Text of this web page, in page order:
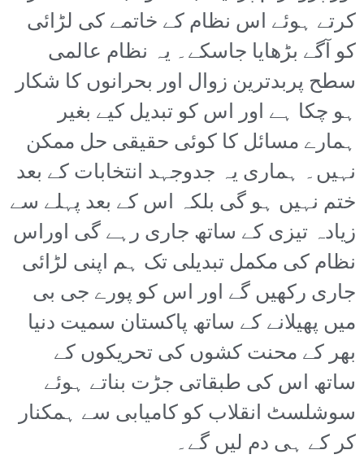
کرتے ہوئے اس نظام کے خاتمے کی لڑائی
کو آگے بڑھایا جاسکے۔ یہ نظام عالمی
سطح پربدترین زوال اور بحرانوں کا شکار
ہو چکا ہے اور اس کو تبدیل کیے بغیر
ہمارے مسائل کا کوئی حقیقی حل ممکن
نہیں۔ ہماری یہ جدوجہد انتخابات کے بعد
ختم نہیں ہو گی بلکہ اس کے بعد پہلے سے
زیادہ تیزی کے ساتھ جاری رہے گی اوراس
نظام کی مکمل تبدیلی تک ہم اپنی لڑائی
جاری رکھیں گے اور اس کو پورے جی بی
میں پھیلانے کے ساتھ پاکستان سمیت دنیا
بھر کے محنت کشوں کی تحریکوں کے
ساتھ اس کی طبقاتی جڑت بناتے ہوئے
سوشلسٹ انقلاب کو کامیابی سے ہمکنار
کر کے ہی دم لیں گے۔